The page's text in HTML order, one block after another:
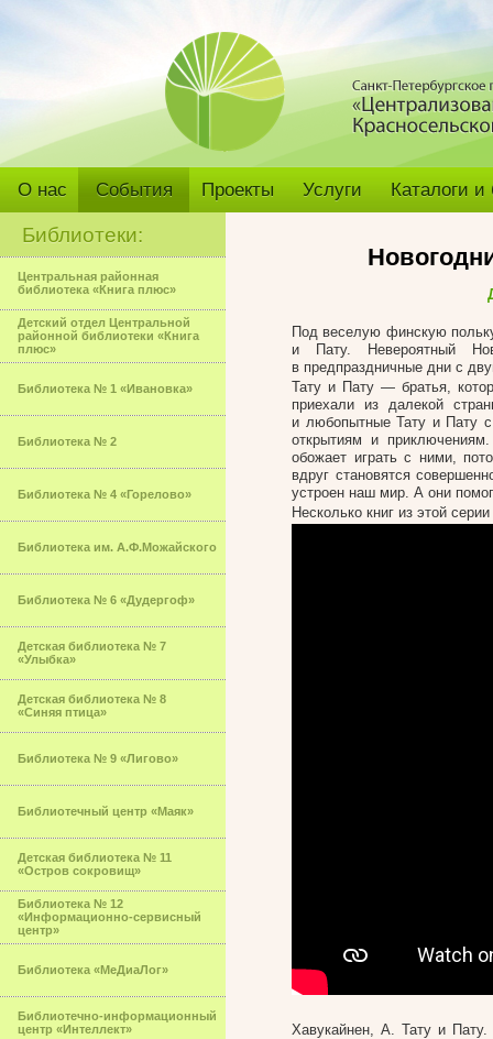
О нас События Проекты Услуги Каталоги
Библиотеки:
Центральная районная
библиотека «Книга плюс»
Детский отдел Центральной
районной библиотеки «Книга
плюс»
Библиотека № 1 «Ивановка»
Библиотека № 2
Библиотека № 4 «Горелово»
Библиотека им. А.Ф.Можайского
Библиотека № 6 «Дудергоф»
Детская библиотека № 7
«Улыбка»
Детская библиотека № 8
«Синяя птица»
Библиотека № 9 «Лигово»
Библиотечный центр «Маяк»
Детская библиотека № 11
«Остров сокровищ»
Библиотека № 12
«Информационно-сервисный
центр»
Библиотека «МеДиаЛог»
Библиотечно-информационный
центр «Интеллект»
Под веселую финскую
и Пату. Невероятный
в предпраздничные дни с
Тату и Пату — братья,
приехали из далекой
и любопытные Тату и Пату
открытиям и
обожает играть с ними,
вдруг становятся
устроен наш мир. А они
Несколько книг из этой
Хавукайнен, А. Тату и